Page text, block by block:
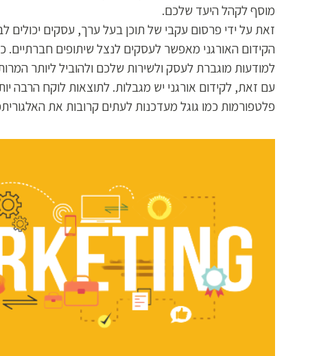
מוסף לקהל היעד שלכם.
זאת על ידי פרסום עקבי של תוכן בעל ערך, עסקים יכולים
הקידום האורגני מאפשר לעסקים לנצל שיתופים
למודעות מוגברת לעסק ולשירות שלכם ולהוביל ליותר
עם זאת, לקידום אורגני יש מגבלות. לתוצאות לוקח הרבה
פלטפורמות כמו גוגל מעדכנות לעתים קרובות את